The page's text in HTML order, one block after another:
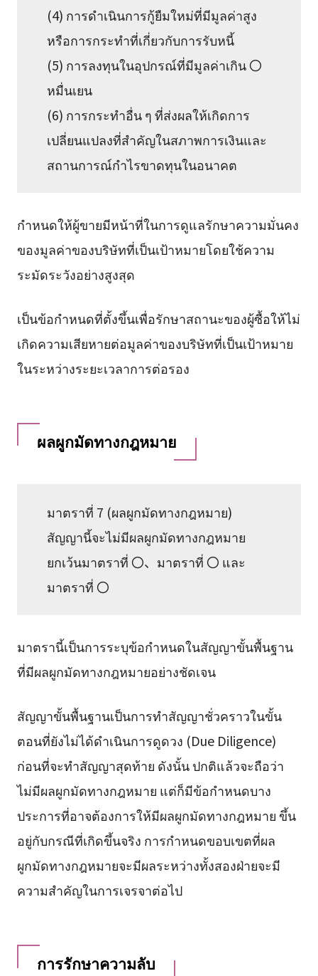
(4) การดำเนินการกู้ยืมใหม่ที่มีมูลค่าสูง
หรือการกระทำที่เกี่ยวกับการรับหนี้
(5) การลงทุนในอุปกรณ์ที่มีมูลค่าเกิน 〇
หมื่นเยน
(6) การกระทำอื่น ๆ ที่ส่งผลให้เกิดการ
เปลี่ยนแปลงที่สำคัญในสภาพการเงินและ
สถานการณ์กำไรขาดทุนในอนาคต
กำหนดให้ผู้ขายมีหน้าที่ในการดูแลรักษาความมั่นคง
ของมูลค่าของบริษัทที่เป็นเป้าหมายโดยใช้ความ
ระมัดระวังอย่างสูงสุด
เป็นข้อกำหนดที่ตั้งขึ้นเพื่อรักษาสถานะของผู้ซื้อให้ไม่
เกิดความเสียหายต่อมูลค่าของบริษัทที่เป็นเป้าหมาย
ในระหว่างระยะเวลาการต่อรอง
ผลผูกมัดทางกฎหมาย
มาตราที่ 7 (ผลผูกมัดทางกฎหมาย)
สัญญานี้จะไม่มีผลผูกมัดทางกฎหมาย
ยกเว้นมาตราที่ 〇、มาตราที่ 〇 และ
มาตราที่ 〇
มาตรานี้เป็นการระบุข้อกำหนดในสัญญาขั้นพื้นฐาน
ที่มีผลผูกมัดทางกฎหมายอย่างชัดเจน
สัญญาขั้นพื้นฐานเป็นการทำสัญญาชั่วคราวในขั้น
ตอนที่ยังไม่ได้ดำเนินการดูดวง (Due Diligence)
ก่อนที่จะทำสัญญาสุดท้าย ดังนั้น ปกติแล้วจะถือว่า
ไม่มีผลผูกมัดทางกฎหมาย แต่ก็มีข้อกำหนดบาง
ประการที่อาจต้องการให้มีผลผูกมัดทางกฎหมาย ขึ้น
อยู่กับกรณีที่เกิดขึ้นจริง การกำหนดขอบเขตที่ผล
ผูกมัดทางกฎหมายจะมีผลระหว่างทั้งสองฝ่ายจะมี
ความสำคัญในการเจรจาต่อไป
การรักษาความลับ